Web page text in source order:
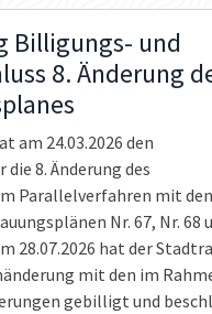
Billigungs- und
8. Änderung
am 24.03.2026 den
8. Änderung des
Parallelverfahren mit den
Nr. 67, Nr. 68
28.07.2026 hat der
mit den im
gebilligt und